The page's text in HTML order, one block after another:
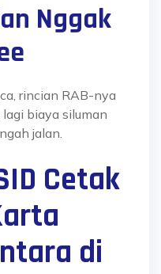
Nggak
rincian RAB-nya
biaya siluman
jalan.
Cetak
di